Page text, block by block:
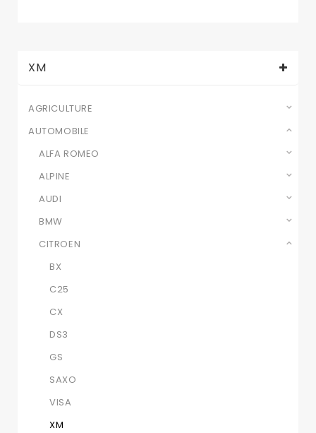
XM
AGRICULTURE
AUTOMOBILE
ALFA ROMEO
ALPINE
AUDI
BMW
CITROEN
BX
C25
CX
DS3
GS
SAXO
VISA
XM